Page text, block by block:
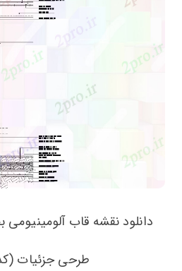
دانلود نقشه قاب
طرحی جزئیات